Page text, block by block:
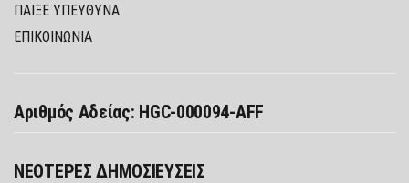
ΠΑΊΞΕ ΥΠΕΎΘΥΝΑ
ΕΠΙΚΟΙΝΩΝΙΑ
Αριθμός Αδείας: HGC-000094-AFF
ΝΕΟΤΕΡΕΣ ΔΗΜΟΣΙΕΥΣΕΙΣ